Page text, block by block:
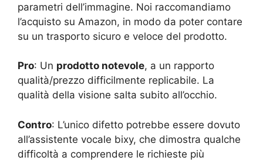
parametri dell’immagine. Noi raccomandiamo
l’acquisto su Amazon, in modo da poter contare
su un trasporto sicuro e veloce del prodotto.
Pro: Un prodotto notevole, a un rapporto
qualità/prezzo difficilmente replicabile. La
qualità della visione salta subito all’occhio.
Contro: L’unico difetto potrebbe essere dovuto
all’assistente vocale bixy, che dimostra qualche
difficoltà a comprendere le richieste più